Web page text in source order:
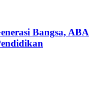
Bangsa, ABA